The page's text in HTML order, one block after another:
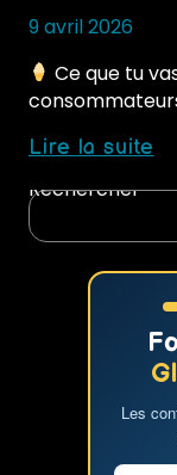
9 avril 2026
Ce que tu
Lire la suite
Rechercher
Les